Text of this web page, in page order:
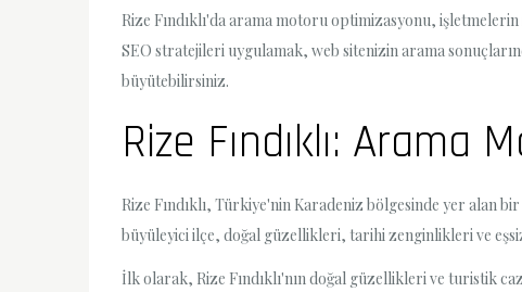
Rize Fındıklı'da arama motoru optimizasyonu,
SEO stratejileri uygulamak, web sitenizin arama
büyütebilirsiniz.
Rize Fındıklı:
Rize Fındıklı, Türkiye'nin Karadeniz bölgesinde yer alan
büyüleyici ilçe, doğal güzellikleri, tarihi zenginlikleri ve
İlk olarak, Rize Fındıklı'nın doğal güzellikleri ve turistik